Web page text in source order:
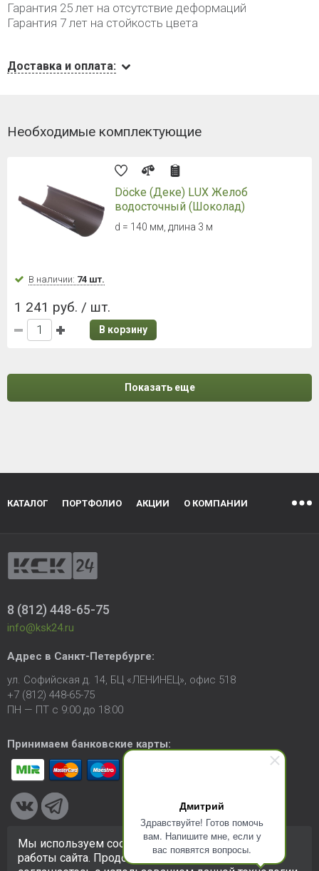
Дмитрий
Здравствуйте! Готов помочь
вам. Напишите мне, если у
вас появятся вопросы.
Гарантия 25 лет на отсутствие деформаций
Гарантия 7 лет на стойкость цвета
Доставка и оплата:
Необходимые комплектующие
Döcke (Деке) LUX Желоб
водосточный (Шоколад)
d = 140 мм, длина 3 м
В наличии: 74 шт.
1 241 руб. / шт.
В корзину
Показать еще
КАТАЛОГ ПОРТФОЛИО АКЦИИ О КОМПАНИИ
8 (812) 448-65-75
info@ksk24.ru
Адрес в Санкт-Петербурге:
ул. Софийская д. 14, БЦ «ЛЕНИНЕЦ», офис 518
+7 (812) 448-65-75
ПН — ПТ с 9:00 до 18:00
Принимаем банковские карты:
© 2005-2026 ООО «КСК». Сайт https://ksk24.ruсоздан
исключительно в информационных целях и любая информация
Мы используем cookie-файлы для улучшения
работы сайта. Продолжая использовать сайт, вы